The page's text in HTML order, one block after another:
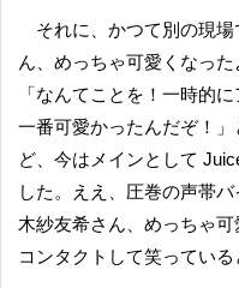
それに、かつて別の現場で「最近、Juice の高木紗友希さ
ん、めっちゃ可愛くなっ
「なんてことを！一時的
一番可愛かったんだぞ！
ど、今はメインとして
した。ええ、圧巻の声帯
木紗友希さん、めっちゃ
コンタクトして笑っている